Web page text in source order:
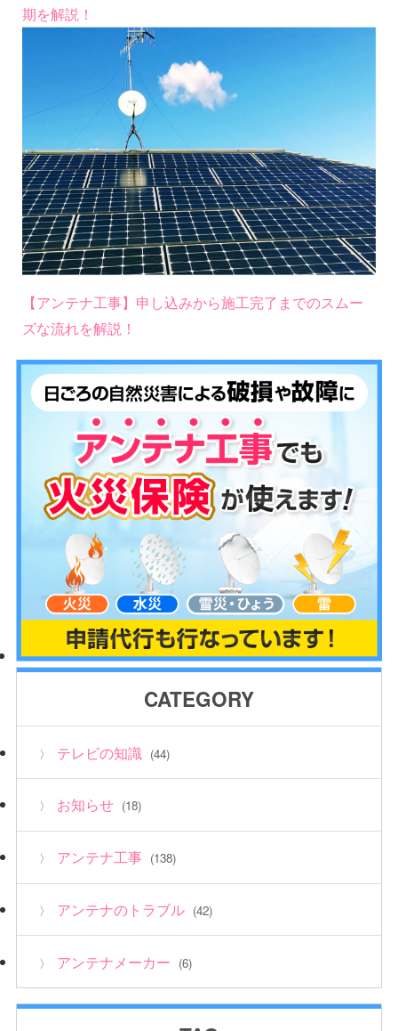
期を解説！
【アンテナ工事】申し込みから施工完了までのスムー
ズな流れを解説！
CATEGORY
テレビの知識 (44)
お知らせ (18)
アンテナ工事 (138)
アンテナのトラブル (42)
アンテナメーカー (6)